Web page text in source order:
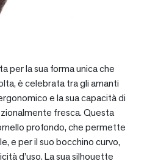
per la sua forma unica che
è celebrata tra gli amanti
e la sua capacità di
fresca. Questa
profondo, che permette
e per il suo bocchino curvo,
d’uso. La sua silhouette